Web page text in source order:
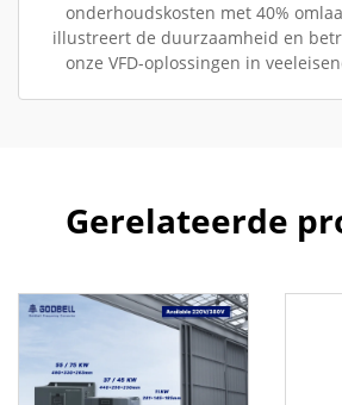
onderhoudskosten met 40%
illustreert de duurzaamheid en
onze VFD-oplossingen in
Gerelateerde